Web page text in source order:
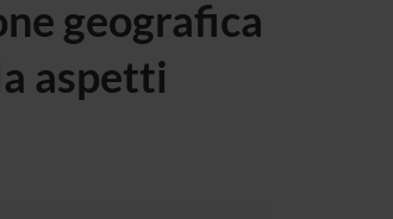
geografica
aspetti